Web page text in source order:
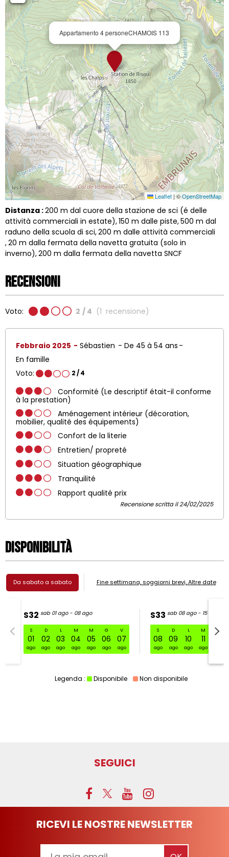
Appartamento 4 personeCHAMOIS 113
Leaflet |©OpenStreetMap
Distanza :200 m dal cuore della stazione de sci (é delle
attività commerciali in estate) 150 m dalle piste 500 m dal
raduno della scuola di sci 200 m dalle attività commerciali
20 m dalla fermata della navetta gratuita (solo in
inverno) 200 m dalla fermata della navetta SNCF
Recensioni
Voto: 2 / 4 (1 recensione)
Febbraio 2025 Sébastien
De 45 à 54 ans
En famille
Voto:
2/ 4
Conformité (Le descriptif était-il conforme
à la prestation)
Aménagement intérieur (décoration,
mobilier, qualité des équipements)
Confort de la literie
Entretien/ propreté
Situation géographique
Tranquilité
Rapport qualité prix
Recensione scritta il 24/02/2025
Disponibilità
Da sabato a sabato Fine settimana, soggiorni brevi, Altre date
S32 sab 01 ago - 08 ago
S
01
ago
D
02
ago
L
03
ago
M
04
ago
M
05
ago
G
06
ago
V
07
ago
S33 sab 08 ago - 15 ago
S
08
ago
D
09
ago
L
10
ago
M
11
ago
M
12
S32 sab 01 ago - 08 ago
Legenda : Disponibile Non disponibile
SEGUICI
RICEVI LE NOSTRE NEWSLETTER